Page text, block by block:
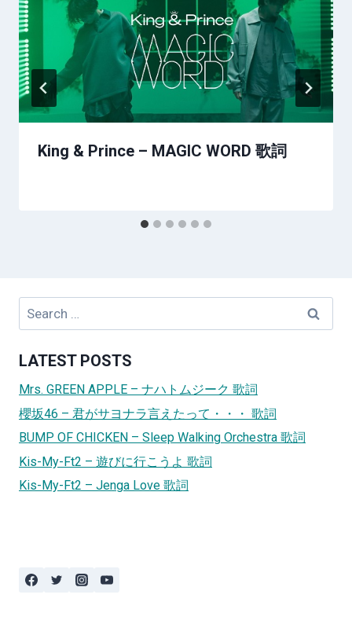
King & Prince – MAGIC WORD 歌詞
Search
LATEST POSTS
Mrs. GREEN APPLE – ナハトムジーク 歌詞
櫻坂46 – 君がサヨナラ言えたって・・・ 歌詞
BUMP OF CHICKEN – Sleep Walking Orchestra 歌詞
Kis-My-Ft2 – 遊びに行こうよ 歌詞
Kis-My-Ft2 – Jenga Love 歌詞